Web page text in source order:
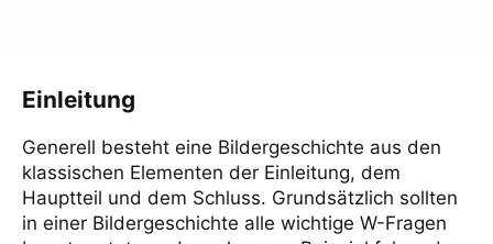
Einleitung
Generell besteht eine Bildergeschichte aus den
klassischen Elementen der Einleitung, dem
Hauptteil und dem Schluss. Grundsätzlich sollten
in einer Bildergeschichte alle wichtige W-Fragen